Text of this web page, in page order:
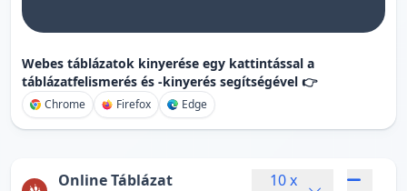
Webes táblázatok kinyerése egy kattintással a
táblázatfelismerés és -kinyerés segítségével 👉
Chrome Firefox Edge
Online Táblázat
10x